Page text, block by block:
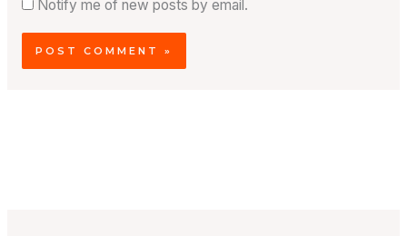
Notify me of new posts by email.